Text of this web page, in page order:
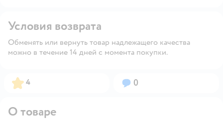
Условия возврата
Обменять или вернуть товар надлежащего качества
можно в течение 14 дней с момента покупки.
Рейтинг:
4 Вопросов:
0
О товаре